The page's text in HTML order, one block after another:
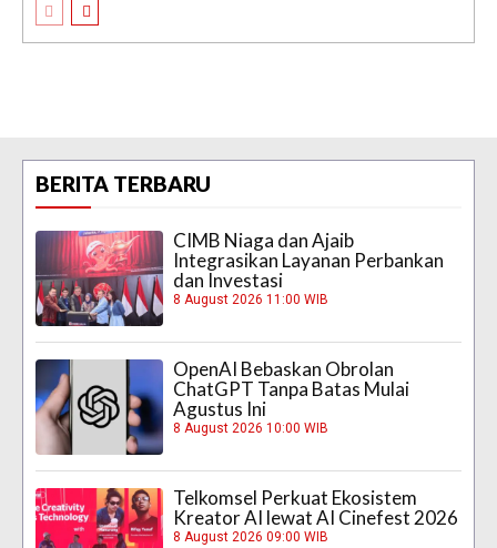
BERITA TERBARU
CIMB Niaga dan Ajaib
Integrasikan Layanan Perbankan
dan Investasi
8 August 2026 11:00 WIB
OpenAI Bebaskan Obrolan
ChatGPT Tanpa Batas Mulai
Agustus Ini
8 August 2026 10:00 WIB
Telkomsel Perkuat Ekosistem
Kreator AI lewat AI Cinefest 2026
8 August 2026 09:00 WIB